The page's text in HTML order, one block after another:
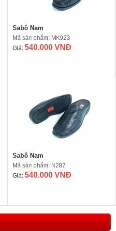
Sabô Nam
Mã sản phẩm: MK923
Giá: 540.000 VNĐ
Sabô Nam
Mã sản phẩm: N287
Giá: 540.000 VNĐ